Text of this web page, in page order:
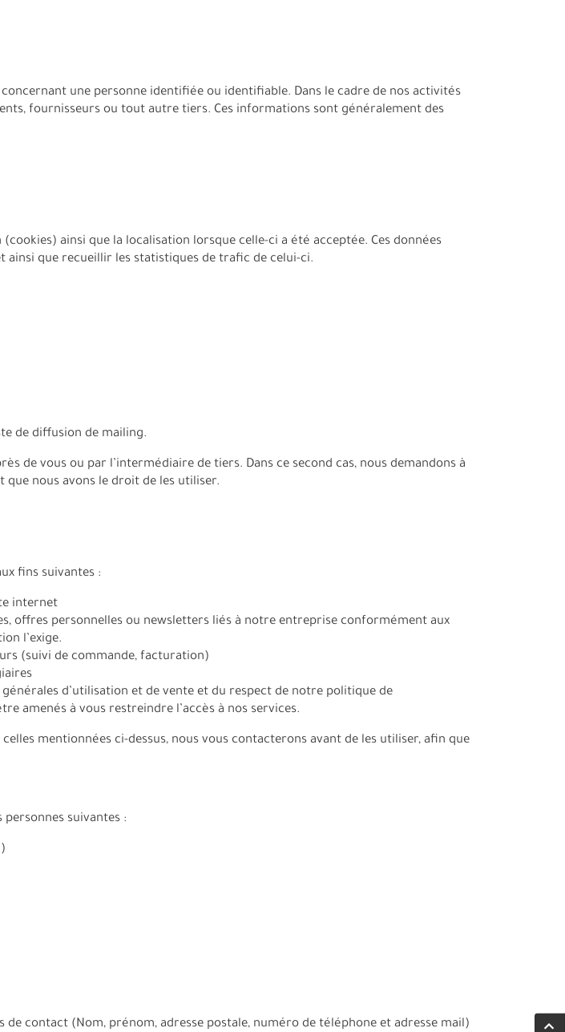
une personne identifiée ou identifiable. Dans le cadre de nos activités
fournisseurs ou tout autre tiers. Ces informations sont généralement des
ainsi que la localisation lorsque celle-ci a été acceptée. Ces données
que recueillir les statistiques de trafic de celui-ci.
de diffusion de mailing.
de vous ou par l’intermédiaire de tiers. Dans ce second cas, nous demandons à
nous avons le droit de les utiliser.
fins suivantes :
internet
offres personnelles ou newsletters liés à notre entreprise conformément aux
l’exige.
(suivi de commande, facturation)
d’utilisation et de vente et du respect de notre politique de
amenés à vous restreindre l’accès à nos services.
mentionnées ci-dessus, nous vous contacterons avant de les utiliser, afin que
suivantes :
contact (Nom, prénom, adresse postale, numéro de téléphone et adresse mail)